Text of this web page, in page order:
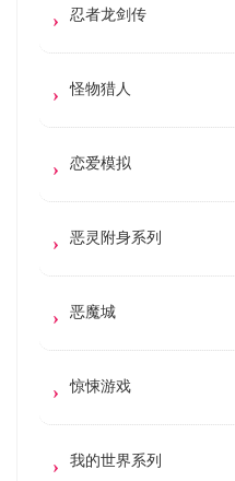
忍者龙剑传
怪物猎人
恋爱模拟
恶灵附身系列
恶魔城
惊悚游戏
我的世界系列